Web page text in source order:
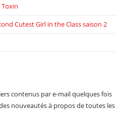
Cutest Girl in the Class saison 2
contenus par e-mail quelques fois
nouveautés à propos de toutes les